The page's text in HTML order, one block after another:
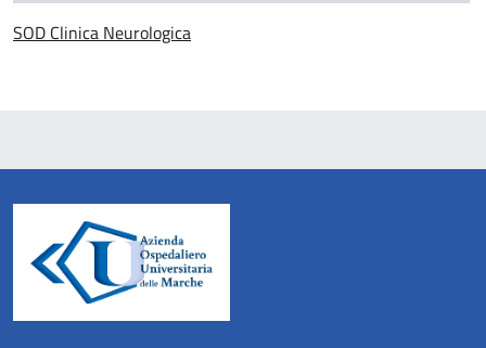
SOD Clinica Neurologica